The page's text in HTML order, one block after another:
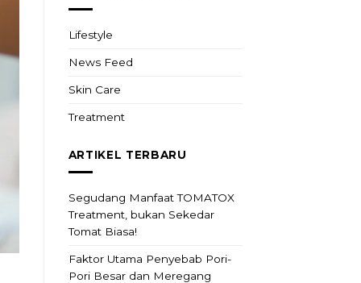
Lifestyle
News Feed
Skin Care
Treatment
ARTIKEL TERBARU
Segudang Manfaat TOMATOX
Treatment, bukan Sekedar
Tomat Biasa!
Faktor Utama Penyebab Pori-
Pori Besar dan Meregang